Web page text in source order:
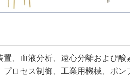
置、血液分析、遠心分離および
プロセス制御、工業用機械、ポ